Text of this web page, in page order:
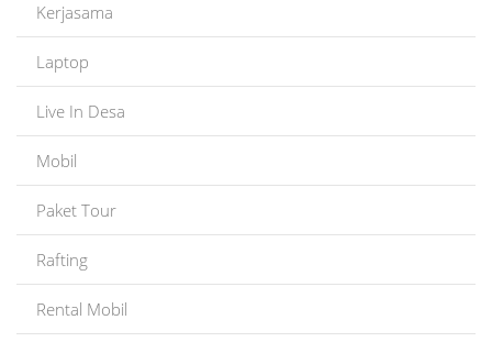
Kerjasama
Laptop
Live In Desa
Mobil
Paket Tour
Rafting
Rental Mobil